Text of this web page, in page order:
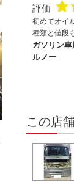
応されて様
だ時の社員
あり社名を
と ぴった
と感じて
をお任せで
評価
初めてオイ
種類と値段
かりやすく
ろしくお願
ガソリン
ルノー
この店